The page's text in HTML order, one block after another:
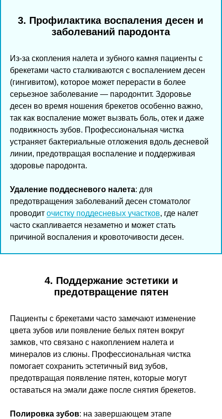
3. Профилактика воспаления десен и
заболеваний пародонта
Из-за скопления налета и зубного камня пациенты с
брекетами часто сталкиваются с воспалением десен
(гингивитом), которое может перерасти в более
серьезное заболевание — пародонтит. Здоровье
десен во время ношения брекетов особенно важно,
так как воспаление может вызвать боль, отек и даже
подвижность зубов. Профессиональная чистка
устраняет бактериальные отложения вдоль десневой
линии, предотвращая воспаление и поддерживая
здоровье пародонта.
Удаление поддесневого налета: для
предотвращения заболеваний десен стоматолог
проводит очистку поддесневых участков, где налет
часто скапливается незаметно и может стать
причиной воспаления и кровоточивости десен.
4. Поддержание эстетики и
предотвращение пятен
Пациенты с брекетами часто замечают изменение
цвета зубов или появление белых пятен вокруг
замков, что связано с накоплением налета и
минералов из слюны. Профессиональная чистка
помогает сохранить эстетичный вид зубов,
предотвращая появление пятен, которые могут
оставаться на эмали даже после снятия брекетов.
Полировка зубов: на завершающем этапе